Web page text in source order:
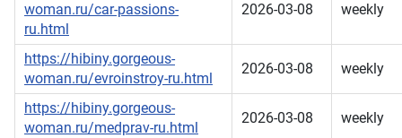
woman.ru/car-passions-
ru.html
2026-03-08 weekly
https://hibiny.gorgeous-
woman.ru/evroinstroy-ru.html
2026-03-08 weekly
https://hibiny.gorgeous-
woman.ru/medprav-ru.html
2026-03-08 weekly